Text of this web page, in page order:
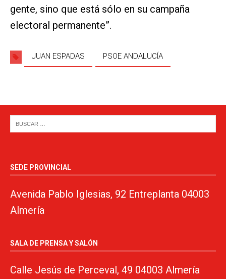
gente, sino que está sólo en su campaña
electoral permanente”.
JUAN ESPADAS PSOE ANDALUCÍA
SEDE PROVINCIAL
Avenida Pablo Iglesias, 92 Entreplanta 04003
Almería
SALA DE PRENSA Y SALÓN
Calle Jesús de Perceval, 49 04003 Almería